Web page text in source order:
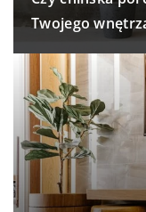
Twojego